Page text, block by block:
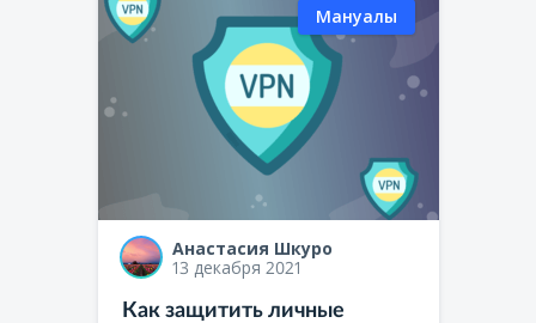
Мануалы
Анастасия Шкуро
13 декабря 2021
Как защитить личные